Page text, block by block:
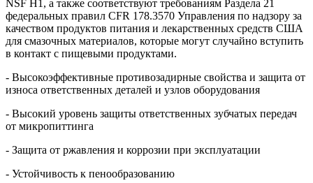
NSF H1, а также соответствуют требованиям Раздела 21
федеральных правил CFR 178.3570 Управления по надзору за
качеством продуктов питания и лекарственных средств США
для смазочных материалов, которые могут случайно вступить
в контакт с пищевыми продуктами.
- Высокоэффективные противозадирные свойства и защита от
износа ответственных деталей и узлов оборудования
- Высокий уровень защиты ответственных зубчатых передач
от микропиттинга
- Защита от ржавления и коррозии при эксплуатации
- Устойчивость к пенообразованию